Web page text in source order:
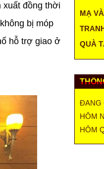
xuất đồng thời
bị móp
hỗ trợ giao ở
MẠ
QUÀ
ĐANG
HÔM
HÔM